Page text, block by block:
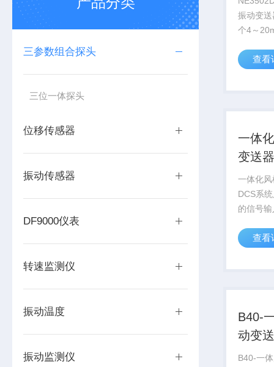
三参数组合探头
三位一体探头
位移传感器
振动传感器
DF9000仪表
转速监测仪
振动温度
振动监测仪
振动变
个4～
体化机
小、质
查看
一体
变送器
一体化
DCS系
的信号
动变送
轻、稳
查看
B40-
动变
B40-一